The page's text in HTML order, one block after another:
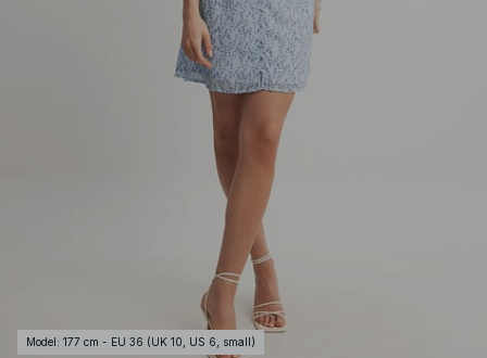
Model : 177 cm - EU 36 (UK 10, US 6, small)